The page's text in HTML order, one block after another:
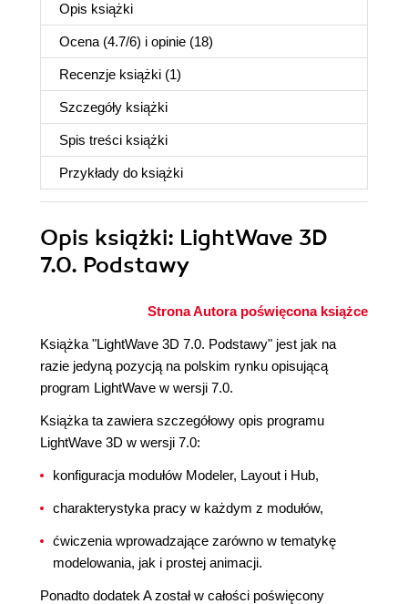
Opis książki
Ocena (4.7/6) i opinie (18)
Recenzje książki (1)
Szczegóły książki
Spis treści książki
Przykłady do książki
Opis książki: LightWave 3D
7.0. Podstawy
Strona Autora poświęcona książce
Książka "LightWave 3D 7.0. Podstawy" jest jak na
razie jedyną pozycją na polskim rynku opisującą
program LightWave w wersji 7.0.
Książka ta zawiera szczegółowy opis programu
LightWave 3D w wersji 7.0:
konfiguracja modułów Modeler, Layout i Hub,
charakterystyka pracy w każdym z modułów,
ćwiczenia wprowadzające zarówno w tematykę
modelowania, jak i prostej animacji.
Ponadto dodatek A został w całości poświęcony